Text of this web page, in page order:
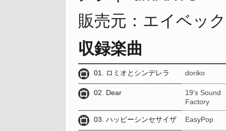
販売元：エイベッ
収録楽曲
01. ロミオとシンデレラ doriko
02. Dear
19's Sound
Factory
03. ハッピーシンセサイザ EasyPop